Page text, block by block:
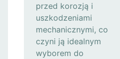
przed korozją i
uszkodzeniami
mechanicznymi, co
czyni ją idealnym
wyborem do